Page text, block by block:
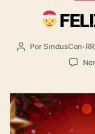
Autor
PorSindusCon-RR